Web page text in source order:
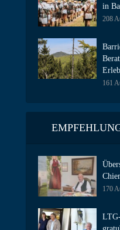
in
208
161
170